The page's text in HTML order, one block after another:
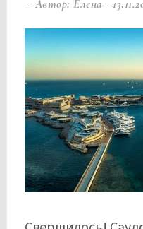
Автор: Елена